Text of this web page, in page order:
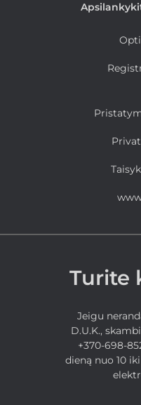
Turite
Jeigu
D.U.K.,
+370-698-
dieną nuo 10